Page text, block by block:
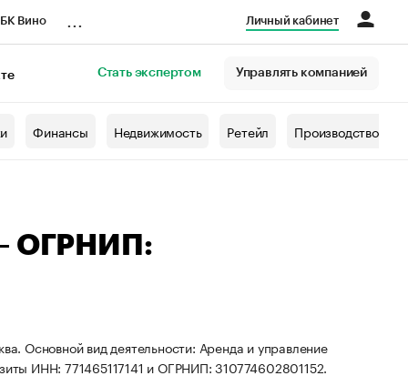
Вино Личный кабинет
Стать экспертом Управлять компанией
Финансы Недвижимость Ретейл Производство
ОГРНИП:
Основной вид деятельности: Аренда и управление
ИНН: 771465117141 и ОГРНИП: 310774602801152.